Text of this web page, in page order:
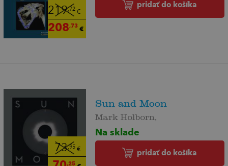
219,72 €
208,73 €
pridať do košíka
73,95€
,25
Sun and Moon
Mark Holborn,
Na sklade
pridať do košíka